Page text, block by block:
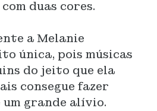
duas cores.
a Melanie
única, pois músicas
do jeito que ela
consegue fazer
um grande alívio.